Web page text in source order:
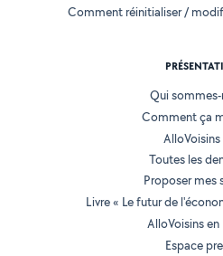
Comment réinitialiser /
Qui sommes-
Comment ça
AlloVoisins
Toutes les
Proposer mes
Livre « Le futur de
AlloVoisins en
Espace